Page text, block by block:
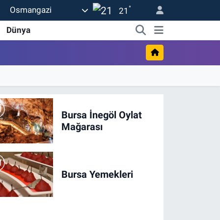
Osmangazi 21 °
Dünya
Bursa İnegöl Oylat
Mağarası
Bursa Yemekleri